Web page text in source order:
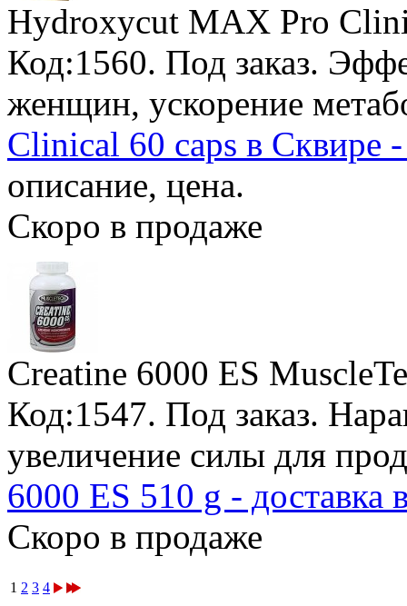
Hydroxycut MAX Pro
Код:1560. Под заказ.
женщин, ускорение
Clinical 60 caps в Сквире
описание, цена.
Скоро в продаже
Creatine 6000 ES
Код:1547. Под заказ.
увеличение силы для
6000 ES 510 g - доставка
Скоро в продаже
1 2 3 4